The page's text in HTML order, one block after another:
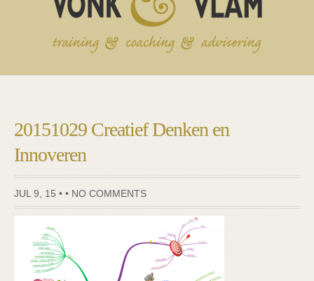
20151029 Creatief Denken en
Innoveren
JUL 9, 15 • • NO COMMENTS